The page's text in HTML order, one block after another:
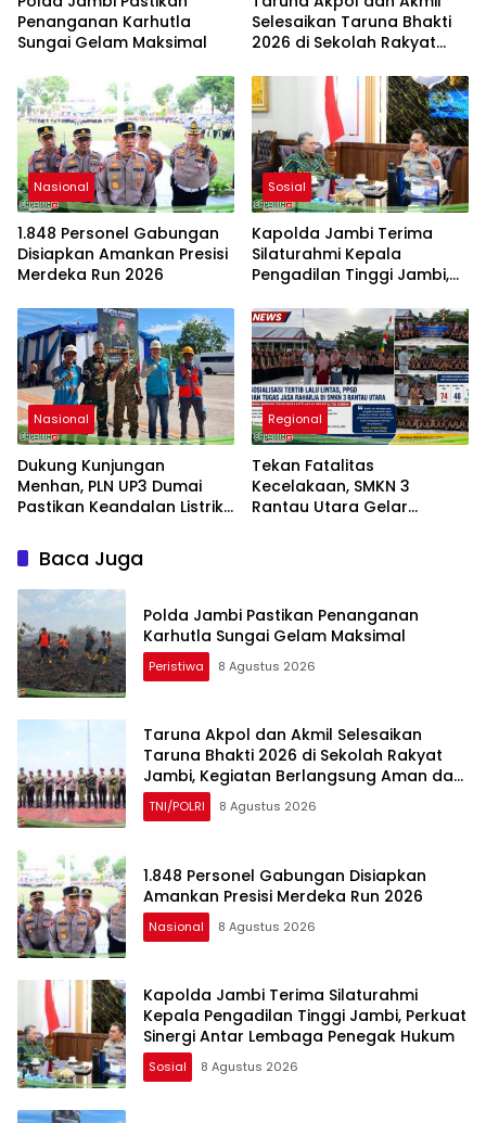
Penanganan Karhutla
Sungai Gelam Maksimal
Selesaikan Taruna Bhakti
2026 di Sekolah Rakyat
Berlangsung Aman dan
Lancar
Nasional
1.848 Personel Gabungan
Disiapkan Amankan Presisi
Merdeka Run 2026
Sosial
Kapolda Jambi Terima
Silaturahmi Kepala
Pengadilan Tinggi Jambi,
Lembaga Penegak Hukum
Nasional
Dukung Kunjungan
Menhan, PLN UP3 Dumai
Pastikan Keandalan Listrik
Regional
Tekan Fatalitas
Kecelakaan, SMKN 3
Rantau Utara Gelar
Baca Juga
Polda Jambi Pastikan Penanganan
Karhutla Sungai Gelam Maksimal
Peristiwa 8 Agustus 2026
Taruna Akpol dan Akmil Selesaikan
Taruna Bhakti 2026 di Sekolah Rakyat
Jambi, Kegiatan Berlangsung Aman dan
Lancar
TNI/POLRI 8 Agustus 2026
1.848 Personel Gabungan Disiapkan
Amankan Presisi Merdeka Run 2026
Nasional 8 Agustus 2026
Kapolda Jambi Terima Silaturahmi
Kepala Pengadilan Tinggi Jambi, Perkuat
Sinergi Antar Lembaga Penegak Hukum
Sosial 8 Agustus 2026